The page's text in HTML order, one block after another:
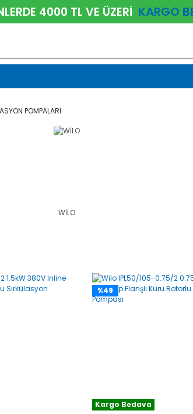
4000 TL VE ÜZERİ KARGO
POMPALARI
WİLO
%49
Kargo Bedava